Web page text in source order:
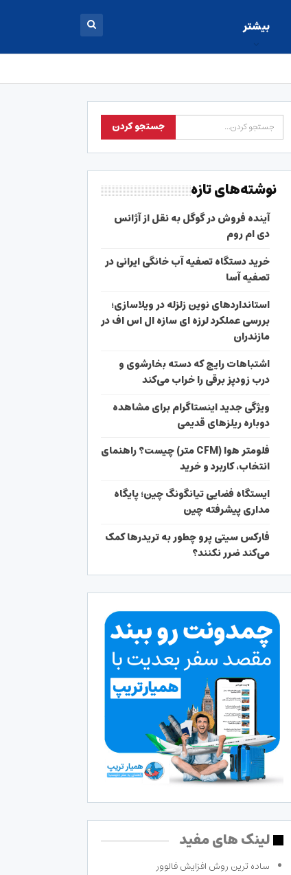
بیشتر
نوشته‌های تازه
آینده فروش در گوگل به نقل از آژانس
دی ام روم
خرید دستگاه تصفیه آب خانگی ایرانی در
تصفیه آسا
استانداردهای نوین زلزله در ویلاسازی؛
بررسی عملکرد لرزه ای سازه ال اس اف در
مازندران
اشتباهات رایج که دسته بخارشوی و
درب زودپز برقی را خراب می‌کند
ویژگی جدید اینستاگرام برای مشاهده
دوباره ریلزهای قدیمی
فلومتر هوا (CFM متر) چیست؟ راهنمای
انتخاب، کاربرد و خرید
ایستگاه فضایی تیانگونگ چین؛ پایگاه
مداری پیشرفته چین
فارکس سیتی پرو چطور به تریدرها کمک
می‌کند ضرر نکنند؟
لینک های مفید
ساده ترین روش افزایش فالوور